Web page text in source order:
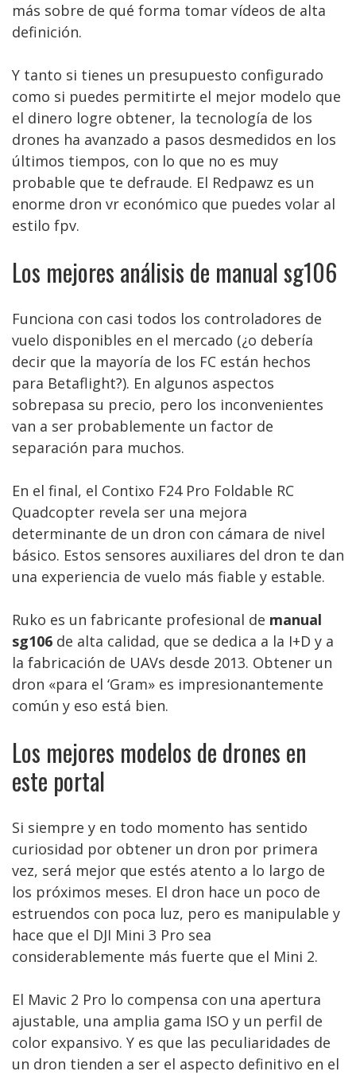
más sobre de qué forma tomar vídeos de alta
definición.
Y tanto si tienes un presupuesto configurado
como si puedes permitirte el mejor modelo que
el dinero logre obtener, la tecnología de los
drones ha avanzado a pasos desmedidos en los
últimos tiempos, con lo que no es muy
probable que te defraude. El Redpawz es un
enorme dron vr económico que puedes volar al
estilo fpv.
Los mejores análisis de manual sg106
Funciona con casi todos los controladores de
vuelo disponibles en el mercado (¿o debería
decir que la mayoría de los FC están hechos
para Betaflight?). En algunos aspectos
sobrepasa su precio, pero los inconvenientes
van a ser probablemente un factor de
separación para muchos.
En el final, el Contixo F24 Pro Foldable RC
Quadcopter revela ser una mejora
determinante de un dron con cámara de nivel
básico. Estos sensores auxiliares del dron te dan
una experiencia de vuelo más fiable y estable.
Ruko es un fabricante profesional de manual
sg106 de alta calidad, que se dedica a la I+D y a
la fabricación de UAVs desde 2013. Obtener un
dron «para el ‘Gram» es impresionantemente
común y eso está bien.
Los mejores modelos de drones en
este portal
Si siempre y en todo momento has sentido
curiosidad por obtener un dron por primera
vez, será mejor que estés atento a lo largo de
los próximos meses. El dron hace un poco de
estruendos con poca luz, pero es manipulable y
hace que el DJI Mini 3 Pro sea
considerablemente más fuerte que el Mini 2.
El Mavic 2 Pro lo compensa con una apertura
ajustable, una amplia gama ISO y un perfil de
color expansivo. Y es que las peculiaridades de
un dron tienden a ser el aspecto definitivo en el